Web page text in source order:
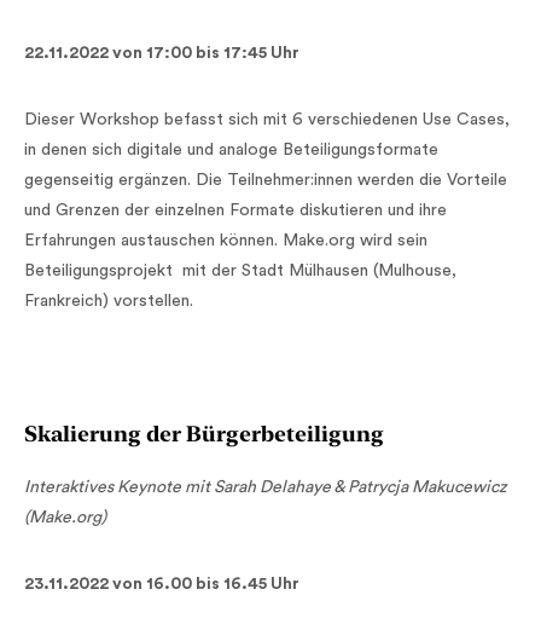
22.11.2022 von 17:00 bis 17:45 Uhr
Dieser Workshop befasst sich mit 6 verschiedenen Use Cases,
in denen sich digitale und analoge Beteiligungsformate
gegenseitig ergänzen. Die Teilnehmer:innen werden die Vorteile
und Grenzen der einzelnen Formate diskutieren und ihre
Erfahrungen austauschen können. Make.org wird sein
Beteiligungsprojekt mit der Stadt Mülhausen (Mulhouse,
Frankreich) vorstellen.
Skalierung der Bürgerbeteiligung
Interaktives Keynote mit Sarah Delahaye & Patrycja Makucewicz
(Make.org)
23.11.2022 von 16.00 bis 16.45 Uhr